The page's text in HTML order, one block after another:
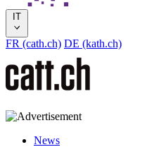
IT
FR (cath.ch) DE (kath.ch)
News